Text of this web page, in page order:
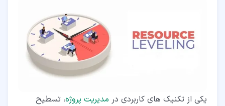
یکی از تکنیک های کاربردی در مدیریت پروژه، تسطیح